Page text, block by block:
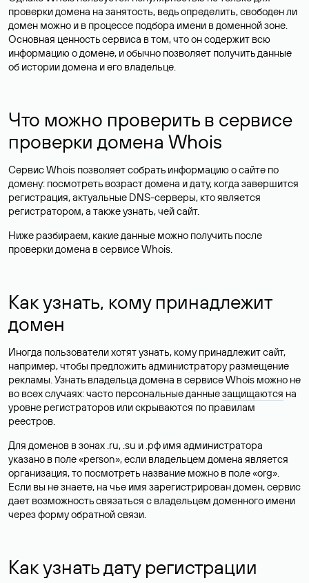
проверки домена на занятость, ведь определить, свободен ли
домен можно и в процессе подбора имени в доменной зоне.
Основная ценность сервиса в том, что он содержит всю
информацию о домене, и обычно позволяет получить данные
об истории домена и его владельце.
Что можно проверить в сервисе
проверки домена Whois
Сервис Whois позволяет собрать информацию о сайте по
домену: посмотреть возраст домена и дату, когда завершится
регистрация, актуальные DNS-серверы, кто является
регистратором, а также узнать, чей сайт.
Ниже разбираем, какие данные можно получить после
проверки домена в сервисе Whois.
Как узнать, кому принадлежит
домен
Иногда пользователи хотят узнать, кому принадлежит сайт,
например, чтобы предложить администратору размещение
рекламы. Узнать владельца домена в сервисе Whois можно не
во всех случаях: часто персональные данныезащищаются на
уровне регистраторов или скрываются по правилам
реестров.
Для доменов в зонах .ru, .su и .рф имя администратора
указано в поле «person», если владельцем домена является
организация, то посмотреть название можно в поле «org».
Если вы не знаете, на чье имя зарегистрирован домен, сервис
дает возможность связаться с владельцем доменного имени
через форму обратной связи.
Как узнать дату регистрации